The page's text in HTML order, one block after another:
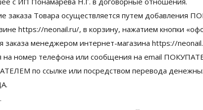
заказа Товара осуществляется путем добавления
https://neonail.ru/, в корзину, нажатием кнопки
заказа менеджером интернет-магазина https://
на номер телефона или сообщения на email
по ссылке или посредством перевода